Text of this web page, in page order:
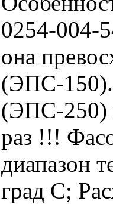
0254-004-
она
(ЭПС-
(ЭПС-250)
раз !!!
диапазон
град С;